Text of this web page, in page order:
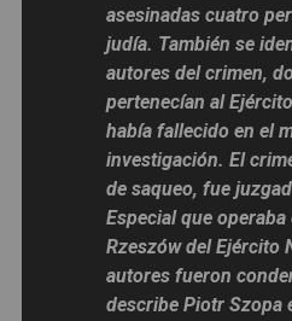
asesinadas cuatro
judía. También se
autores del crimen,
pertenecían al
había fallecido en el
investigación. El
de saqueo, fue
Especial que
Rzeszów del Ejército
autores fueron
describe Piotr Szopa